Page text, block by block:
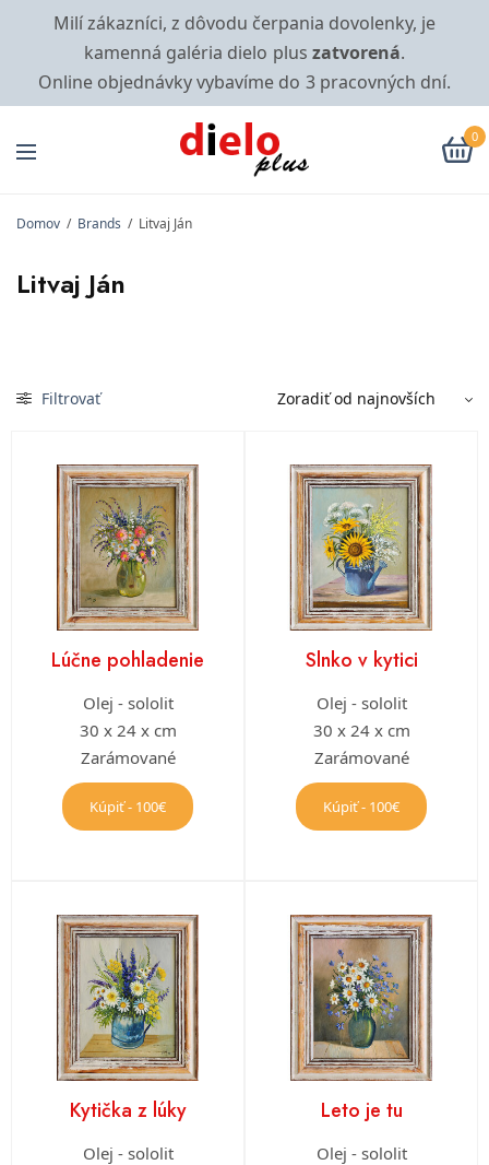
Milí zákazníci, z dôvodu čerpania dovolenky, je
kamenná galéria dielo plus zatvorená.
Online objednávky vybavíme do 3 pracovných dní.
0
Domov / Brands / Litvaj Ján
Litvaj Ján
Filtrovať
Lúčne pohladenie
Olej - sololit
30 x 24 x cm
Zarámované
Kúpiť - 100€
Slnko v kytici
Olej - sololit
30 x 24 x cm
Zarámované
Kúpiť - 100€
Kytička z lúky
Olej - sololit
Leto je tu
Olej - sololit